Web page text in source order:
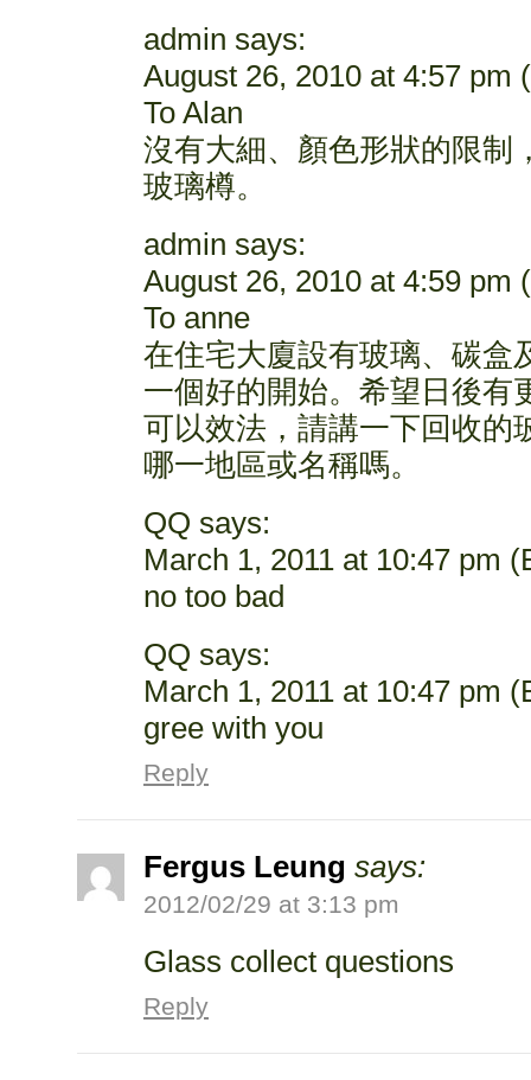
admin says:
August 26, 2010 at 4:57 pm
To Alan
沒有大細、顏色形狀的限制
玻璃樽。
admin says:
August 26, 2010 at 4:59 pm
To anne
在住宅大廈設有玻璃、碳盒
一個好的開始。希望日後有
可以效法，請講一下回收的
哪一地區或名稱嗎。
QQ says:
March 1, 2011 at 10:47 pm
no too bad
QQ says:
March 1, 2011 at 10:47 pm
gree with you
Reply
Fergus Leung says:
2012/02/29 at 3:13 pm
Glass collect questions
Reply